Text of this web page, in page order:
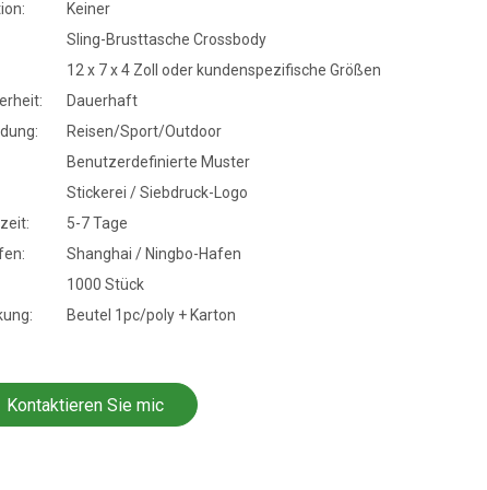
Keiner
Sling-Brusttasche Crossbody
12 x 7 x 4 Zoll oder kundenspezifische Größen
Dauerhaft
Reisen/Sport/Outdoor
Benutzerdefinierte Muster
Stickerei / Siebdruck-Logo
5-7 Tage
Shanghai / Ningbo-Hafen
1000 Stück
Beutel 1pc/poly + Karton
Kontaktieren Sie mic